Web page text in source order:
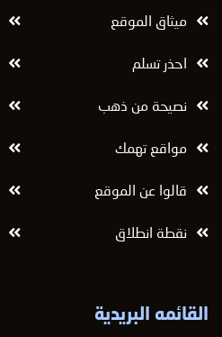
ميثاق الموقع
احذر تسلم
نصيحة من ذهب
مواقع تهمك
قالوا عن الموقع
نقطة انطلاق
القائمه البريدية